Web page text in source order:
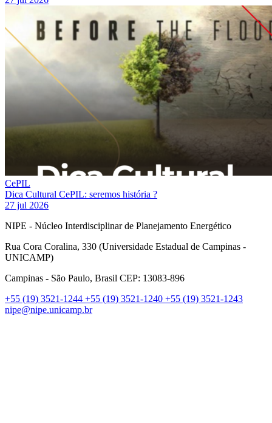
CePIL
Dica Cultural CePIL: seremos história ?
27 jul 2026
NIPE - Núcleo Interdisciplinar de Planejamento Energético
Rua Cora Coralina, 330 (Universidade Estadual de Campinas -
UNICAMP)
Campinas - São Paulo, Brasil CEP: 13083-896
+55 (19) 3521-1244 +55 (19) 3521-1240 +55 (19) 3521-1243
nipe@nipe.unicamp.br